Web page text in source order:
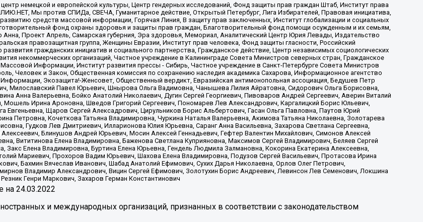
немецкой и европейской культуры, Центр гендерных исследований, Фонд защиты прав граждан Штаб, Институт права
Мы против СПИДа, СВЕЧА, Гуманитарное действие, Открытый Петербург, Лига Избирателей, Правовая инициатива,
средств массовой информации, Горячая Линия, В защиту прав заключенных, Институт глобализации и социальных
фонд охраны здоровья и защиты прав граждан, Благотворительный фонд помощи осужденным и их семьям,
Анна, Проект Апрель, Самарская губерния, Эра здоровья, Мемориал, Аналитический Центр Юрия Левады, Издательство
правозащитная группа, Женщины Евразии, Институт прав человека, Фонд защиты гласности, Российский
гражданских инициатив и социального партнерства, Гражданское действие, Центр независимых социологических
некоммерческих организаций, Частное учреждение в Калининграде Совета Министров северных стран, Гражданское
Информации, Институт развития прессы - Сибирь, Частное учреждение в Санкт-Петербурге Совета Министров
Человек и Закон, Общественная комиссия по сохранению наследия академика Сахарова, Информационное агентство
Экозащита!-Женсовет, Общественный вердикт, Евразийская антимонопольная ассоциация, Бедушев Петр
Милославский Павел Юрьевич, Шнырова Ольга Вадимовна, Чанышева Лилия Айратовна, Сидорович Ольга Борисовна,
Анна Валерьевна, Бойко Анатолий Николаевич, Дугин Сергей Георгиевич, Пивоваров Андрей Сергеевич, Аверин Виталий
Ирина Ароновна, Шведов Григорий Сергеевич, Пономарев Лев Александрович, Каргалицкий Борис Юльевич,
Евгеньевна, Щаров Сергей Алексадрович, Цирульников Борис Альбертович, Гасан Ольга Павловна, Паутов Юрий
Петровна, Кочеткова Татьяна Владимировна, Чуркина Наталья Валерьевна, Акимова Татьяна Николаевна, Золотарева
Гудков Лев Дмитриевич, Илларионова Юлия Юрьевна, Саранг Анна Васильевна, Захарова Светлана Сергеевна,
Блинушов Андрей Юрьевич, Мосин Алексей Геннадьевич, Гефтер Валентин Михайлович, Симонов Алексей
Вититинова Елена Владимировна, Баженова Светлана Куприяновна, Максимов Сергей Владимирович, Беляев Сергей
Закс Елена Владимировна, Буртина Елена Юрьевна, Гендель Людмила Залмановна, Кокорина Екатерина Алексеевна,
Мариевич, Прохоров Вадим Юрьевич, Шахова Елена Владимировна, Подузов Сергей Васильевич, Протасова Ирина
Бахмин Вячеслав Иванович, Шабад Анатолий Ефимович, Сухих Дарья Николаевна, Орлов Олег Петрович,
Владимир Александрович, Вицин Сергей Ефимович, Золотухин Борис Андреевич, Левинсон Лев Семенович, Локшина
Генри Маркович, Захаров Герман Константинович
на 24.03.2022
и международных организаций, признанных в соответствии с законодательством